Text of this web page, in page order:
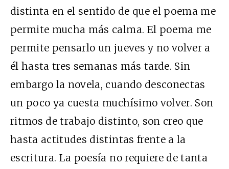
distinta en el sentido de que el poema me
permite mucha más calma. El poema me
permite pensarlo un jueves y no volver a
él hasta tres semanas más tarde. Sin
embargo la novela, cuando desconectas
un poco ya cuesta muchísimo volver. Son
ritmos de trabajo distinto, son creo que
hasta actitudes distintas frente a la
escritura. La poesía no requiere de tanta